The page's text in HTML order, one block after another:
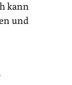
kann
und